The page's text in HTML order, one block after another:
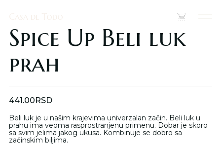
Spice Up Beli luk
prah
441.00RSD
Beli luk je u našim krajevima univerzalan začin. Beli luk u
prahu ima veoma rasprostranjenu primenu. Dobar je skoro
sa svim jelima jakog ukusa. Kombinuje se dobro sa
začinskim biljima.